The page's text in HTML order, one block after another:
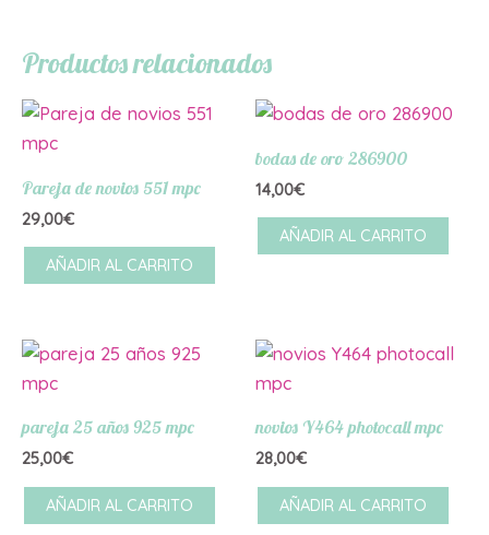
Productos relacionados
Pareja de novios 551 mpc
29,00€
AÑADIR AL CARRITO
bodas de oro 286900
14,00€
AÑADIR AL CARRITO
pareja 25 años 925 mpc
25,00€
AÑADIR AL CARRITO
novios Y464 photocall mpc
28,00€
AÑADIR AL CARRITO